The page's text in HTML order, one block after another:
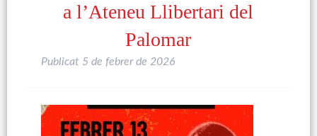
a l’Ateneu Llibertari del
Palomar
Publicat 5 de febrer de 2026